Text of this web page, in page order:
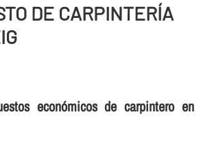
DE CARPINTERÍ­A
económicos de carpintero en